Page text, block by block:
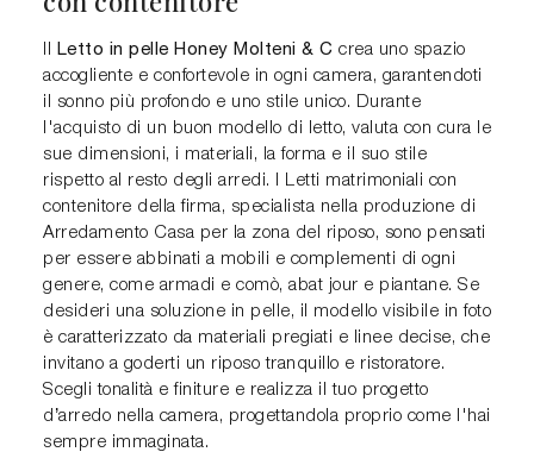
Letto in pelle Honey Molteni & C crea uno spazio
accogliente e confortevole in ogni camera, garantendoti
il sonno più profondo e uno stile unico. Durante
l'acquisto di un buon modello di letto, valuta con cura le
sue dimensioni, i materiali, la forma e il suo stile
rispetto al resto degli arredi. I Letti matrimoniali con
contenitore della firma, specialista nella produzione di
Arredamento Casa per la zona del riposo, sono pensati
per essere abbinati a mobili e complementi di ogni
genere, come armadi e comò, abat jour e piantane. Se
desideri una soluzione in pelle, il modello visibile in foto
è caratterizzato da materiali pregiati e linee decise, che
invitano a goderti un riposo tranquillo e ristoratore.
Scegli tonalità e finiture e realizza il tuo progetto
d’arredo nella camera, progettandola proprio come l'hai
sempre immaginata.